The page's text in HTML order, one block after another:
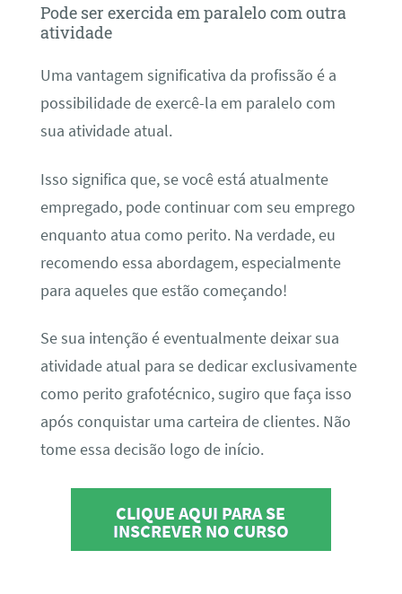
Pode ser exercida em paralelo com outra
atividade
Uma vantagem significativa da profissão é a
possibilidade de exercê-la em paralelo com
sua atividade atual.
Isso significa que, se você está atualmente
empregado, pode continuar com seu emprego
enquanto atua como perito. Na verdade, eu
recomendo essa abordagem, especialmente
para aqueles que estão começando!
Se sua intenção é eventualmente deixar sua
atividade atual para se dedicar exclusivamente
como perito grafotécnico, sugiro que faça isso
após conquistar uma carteira de clientes. Não
tome essa decisão logo de início.
CLIQUE AQUI PARA SE
INSCREVER NO CURSO